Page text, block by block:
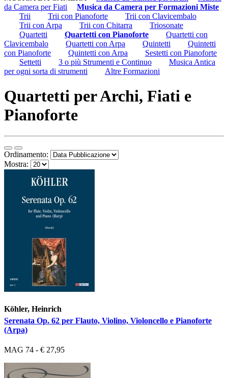
da Camera per Fiati
Musica da Camera per Formazioni Miste
Trii
Trii con Pianoforte
Trii con Clavicembalo
Trii con Arpa
Trii con Chitarra
Triosonate
Quartetti
Quartetti con Pianoforte
Quartetti con
Clavicembalo
Quartetti con Arpa Quintetti
Quintetti
con Pianoforte
Quintetti con Arpa
Sestetti con Pianoforte
Settetti
3 o più Strumenti e Continuo
Musica Antica
per ogni sorta di strumenti
Altre Formazioni
Quartetti per Archi, Fiati e
Pianoforte
Ordinamento:
Mostra:
Köhler, Heinrich
Serenata Op. 62 per Flauto, Violino, Violoncello e Pianoforte
(Arpa)
MAG 74 - € 27,95